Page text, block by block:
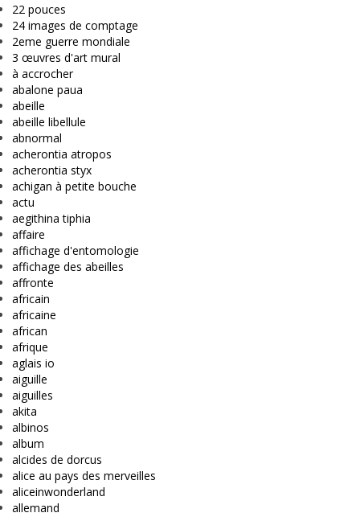
22 pouces
24 images de comptage
2eme guerre mondiale
3 œuvres d'art mural
à accrocher
abalone paua
abeille
abeille libellule
abnormal
acherontia atropos
acherontia styx
achigan à petite bouche
actu
aegithina tiphia
affaire
affichage d'entomologie
affichage des abeilles
affronte
africain
africaine
african
afrique
aglais io
aiguille
aiguilles
akita
albinos
album
alcides de dorcus
alice au pays des merveilles
aliceinwonderland
allemand